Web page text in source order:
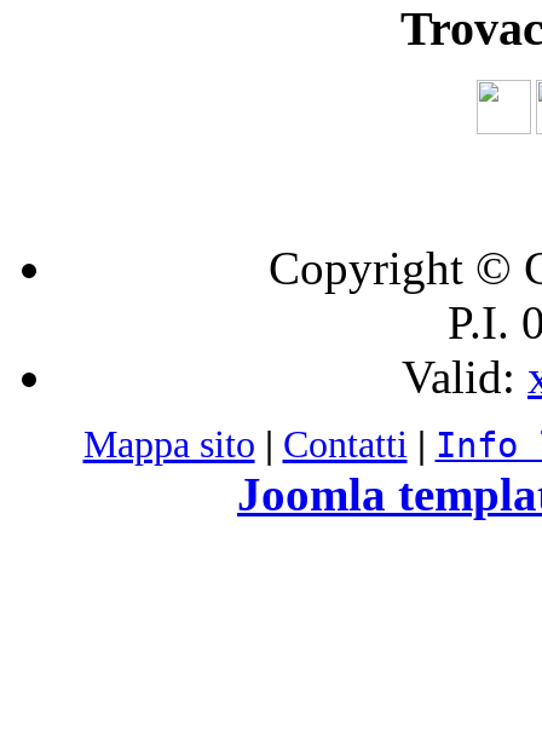
Copyright ©
P.I.
Valid:
Mappa sito | Contatti | Info
Joomla